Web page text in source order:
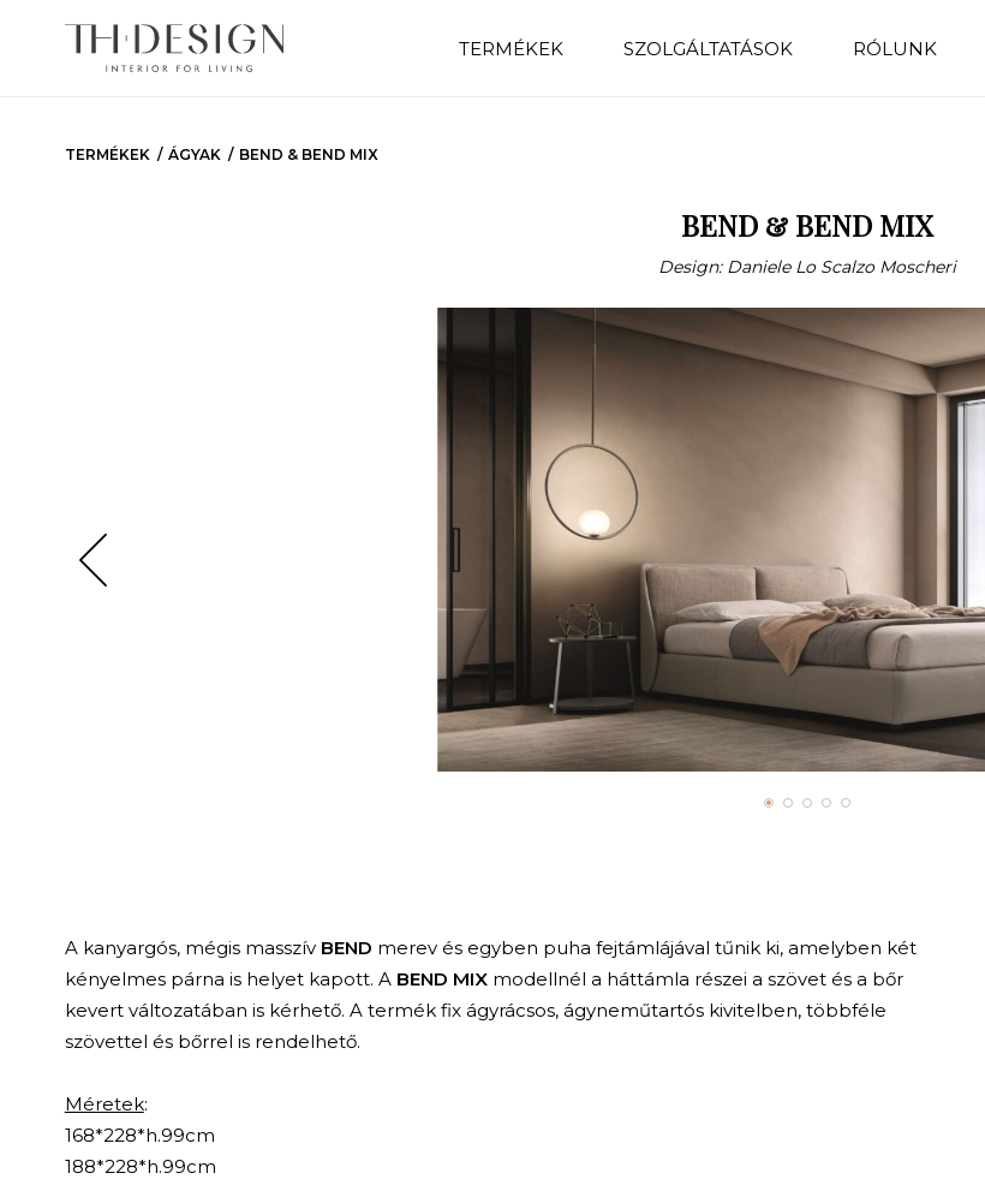
TERMÉKEK SZOLGÁLTATÁSOK RÓLUNK
TERMÉKEK ÁGYAK BEND & BEND MIX
BEND & BEND MIX
Design: Daniele Lo Scalzo Moscheri
A kanyargós, mégis masszív BEND merev és egyben puha fejtámlájával tűnik ki, amelyben két
kényelmes párna is helyet kapott. A BEND MIXmodellnél a háttámla részei a szövet és a bőr
kevert változatában is kérhető. A termék fix ágyrácsos, ágyneműtartós kivitelben, többféle
szövettel és bőrrel is rendelhető.
Méretek:
168*228*h.99cm
188*228*h.99cm